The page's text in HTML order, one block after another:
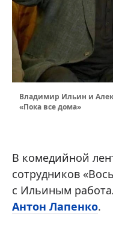
Владимир Ильин и
«Пока все дома»
В комедийной
сотрудников
с Ильиным
Антон Лапенко.